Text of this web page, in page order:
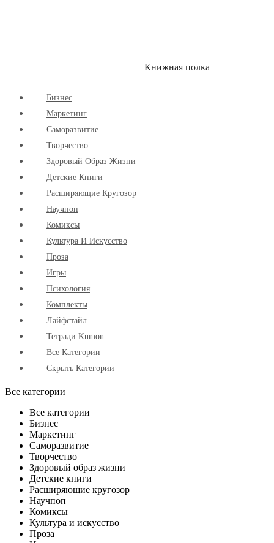
Книжная полка
Бизнес
Маркетинг
Cаморазвитие
Творчество
Здоровый Образ Жизни
Детские Книги
Расширяющие Кругозор
Научпоп
Комиксы
Культура И Искусство
Проза
Игры
Психология
Комплекты
Лайфстайл
Тетради Kumon
Все Категории
Скрыть Категории
Все категории
Все категории
Бизнес
Маркетинг
Саморазвитие
Творчество
Здоровый образ жизни
Детские книги
Расширяющие кругозор
Научпоп
Комиксы
Культура и искусство
Проза